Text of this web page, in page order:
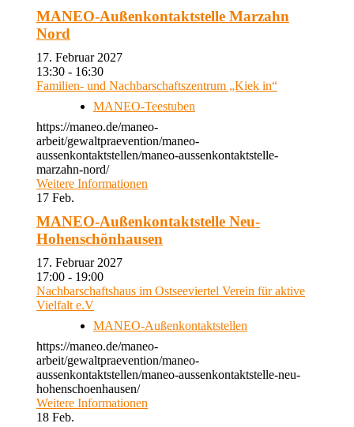
MANEO-Außenkontaktstelle Marzahn
Nord
17. Februar 2027
13:30 - 16:30
Familien- und Nachbarschaftszentrum „Kiek in“
MANEO-Teestuben
https://maneo.de/maneo-
arbeit/gewaltpraevention/maneo-
aussenkontaktstellen/maneo-aussenkontaktstelle-
marzahn-nord/
Weitere Informationen
17 Feb.
MANEO-Außenkontaktstelle Neu-
Hohenschönhausen
17. Februar 2027
17:00 - 19:00
Nachbarschaftshaus im Ostseeviertel Verein für aktive
Vielfalt e.V
MANEO-Außenkontaktstellen
https://maneo.de/maneo-
arbeit/gewaltpraevention/maneo-
aussenkontaktstellen/maneo-aussenkontaktstelle-neu-
hohenschoenhausen/
Weitere Informationen
18 Feb.